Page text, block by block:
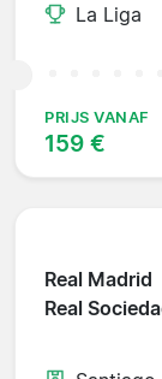
La Liga
PRIJS VANAF
159 €
Real Madrid
Real